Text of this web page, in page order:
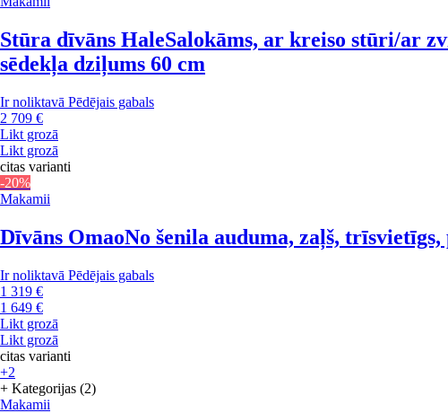
Stūra dīvāns HaleSalokāms, ar kreiso stūri/ar
sēdekļa dziļums 60 cm
Ir noliktavā Pēdējais gabals
2 709 €
Likt grozā
Likt grozā
citas varianti
-20%
Makamii
Dīvāns OmaoNo šenila auduma, zaļš,
Ir noliktavā Pēdējais gabals
1 319 €
1 649 €
Likt grozā
Likt grozā
citas varianti
+2
+ Kategorijas (2)
Makamii